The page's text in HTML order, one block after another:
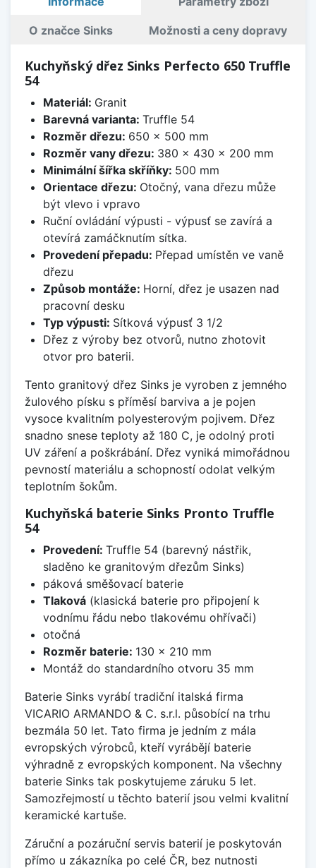
O značce Sinks Možnosti a ceny dopravy
Kuchyňský dřez Sinks Perfecto 650 Truffle
54
Materiál: Granit
Barevná varianta: Truffle 54
Rozměr dřezu: 650 x 500 mm
Rozměr vany dřezu: 380 x 430 x 200 mm
Minimální šířka skříňky: 500 mm
Orientace dřezu: Otočný, vana dřezu může
být vlevo i vpravo
Ruční ovládání výpusti - výpusť se zavírá a
otevírá zamáčknutím sítka.
Provedení přepadu: Přepad umístěn ve vaně
dřezu
Způsob montáže: Horní, dřez je usazen nad
pracovní desku
Typ výpusti: Sítková výpusť 3 1/2
Dřez z výroby bez otvorů, nutno zhotovit
otvor pro baterii.
Tento granitový dřez Sinks je vyroben z jemného
žulového písku s příměsí barviva a je pojen
vysoce kvalitním polyesterovým pojivem. Dřez
snadno snese teploty až 180 C, je odolný proti
UV záření a poškrábání. Dřez vyniká mimořádnou
pevností materiálu a schopností odolat velkým
teplotním šokům.
Kuchyňská baterie Sinks Pronto Truffle
54
Provedení: Truffle 54 (barevný nástřik,
sladěno ke granitovým dřezům Sinks)
páková směšovací baterie
Tlaková(klasická baterie pro připojení k
vodnímu řádu nebo tlakovému ohřívači)
otočná
Rozměr baterie: 130 x 210 mm
Montáž do standardního otvoru 35 mm
Baterie Sinks vyrábí tradiční italská firma
VICARIO ARMANDO & C. s.r.l. působící na trhu
bezmála 50 let. Tato firma je jedním z mála
evropských výrobců, kteří vyrábějí baterie
výhradně z evropských komponent. Na všechny
baterie Sinks tak poskytujeme záruku 5 let.
Samozřejmostí u těchto baterií jsou velmi kvalitní
keramické kartuše.
Záruční a pozáruční servis baterií je poskytován
přímo u zákazníka po celé ČR, bez nutnosti